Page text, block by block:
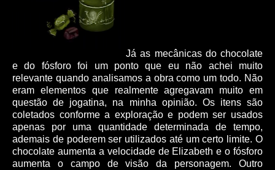
Já as mecânicas do chocolate
e do fósforo foi um ponto que eu não achei muito
relevante quando analisamos a obra como um todo. Não
eram elementos que realmente agregavam muito em
questão de jogatina, na minha opinião. Os itens são
coletados conforme a exploração e podem ser usados
apenas por uma quantidade determinada de tempo,
ademais de poderem ser utilizados até um certo limite. O
chocolate aumenta a velocidade de Elizabeth e o fósforo
aumenta o campo de visão da personagem. Outro